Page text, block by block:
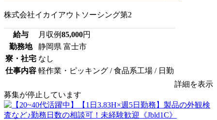
株式会社イカイアウトソーシング第2
給与 月収例85,000円
勤務地
静岡県 富士市
寮・社宅 なし
仕事内容 軽作業・ピッキング / 食品系工場 / 日勤
詳細を表示
募集が停止しています